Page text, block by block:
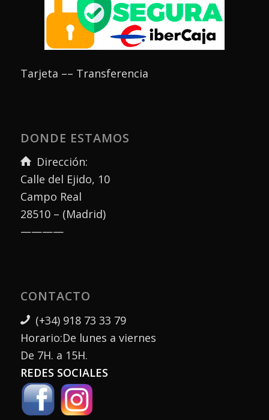
Tarjeta –– Transferencia
DONDE ESTAMOS
Dirección:
Calle del Ejido, 10
Campo Real
28510 – (Madrid)
————
CONTACTO
(+34) 918 73 33 79
Horario:De lunes a viernes
De 7H. a 15H.
REDES SOCIALES